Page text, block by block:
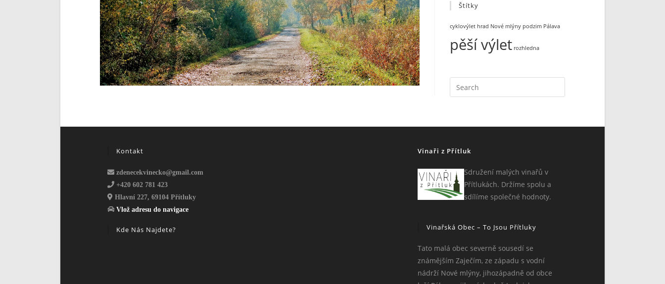
Štítky
cyklovýlet hrad Nové mlýny podzim Pálava
pěší výlet rozhledna
Kontakt
zdenecekvinecko@gmail.com
+420 602 781 423
Hlavní 227, 69104 Přítluky
Vlož adresu do navigace
Kde Nás Najdete?
Vinaři z Přítluk
Sdružení malých vinařů v
Přítlukách. Držíme spolu a
sdílíme společné hodnoty.
Vinařská Obec – To Jsou Přítluky
Tato malá obec severně sousedí se
známějším Zaječím, ze západu s vodní
nádrží Nové mlýny, jihozápadně od obce